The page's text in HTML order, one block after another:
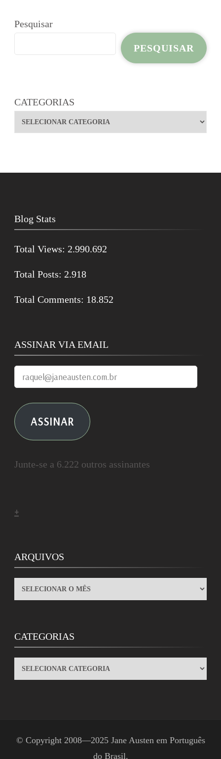
Pesquisar
PESQUISAR
CATEGORIAS
Blog Stats
Total Views: 2.990.692
Total Posts: 2.918
Total Comments: 18.852
ASSINAR VIA EMAIL
raquel@janeausten.com.br
ASSINAR
Junte-se a 6.222 outros assinantes
+
ARQUIVOS
ARQUIVOS
CATEGORIAS
CATEGORIAS
© Copyright 2008—2025 Jane Austen em Português
do Brasil.